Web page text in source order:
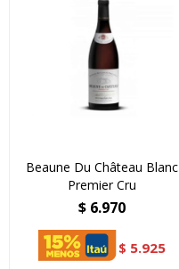
Beaune Du Château Blanc
Premier Cru
$ 6.970
$ 5.925